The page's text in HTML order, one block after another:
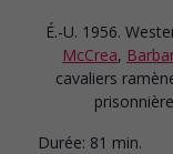
É.-U. 1956.
McCrea,
cavaliers
Durée: 81 min.